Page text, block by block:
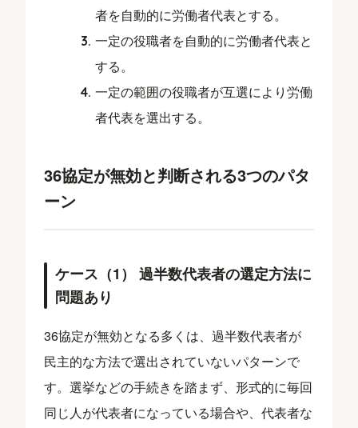
者を自動的に労働者代表とする。
一定の役職者を自動的に労働者代表と
する。
一定の範囲の役職者が互選により労働
者代表を選出する。
36協定が無効と判断される3つのパタ
ーン
ケース（1） 過半数代表者の選定方法に
問題あり
36協定が無効となる多くは、過半数代表者が
民主的な方法で選出されていないパターンで
す。選挙などの手続きを踏まず、形式的に毎回
同じ人が代表者になっている場合や、代表者な